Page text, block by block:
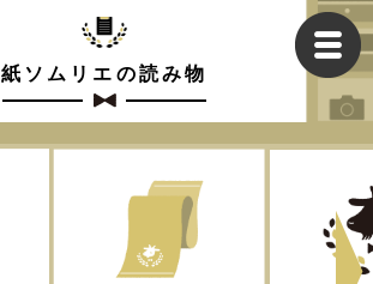
紙ソムリエの読み物